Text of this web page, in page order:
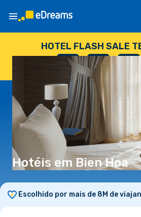
HOTEL FLASH SALE
--
DIAS
: --
HORAS
:
Hotéis em Bien Hoa
Escolhido por mais de 8M de